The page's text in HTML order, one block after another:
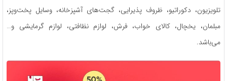
تلویزیون، دکوراتیو، ظروف پذیرایی، گجت‌های آشپزخانه، وسایل پخت‌وپز،
مبلمان، یخچال، کالای خواب، فرش، لوازم نظافتی، لوازم گرمایشی و…
می‌باشد.